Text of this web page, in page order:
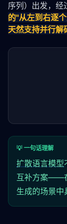
序列）出发，经
的"从左到右逐个
天然支持并行解
💡 一句话理解
扩散语言模型
互补方案——
生成的场景中